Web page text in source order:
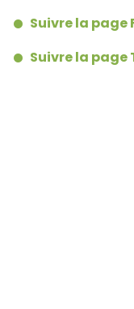
Suivre la page
Suivre la page